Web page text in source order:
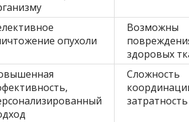
опухоли
Возможны
здоровых
Сложность
затратность